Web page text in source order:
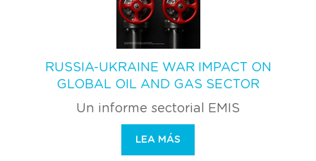
RUSSIA-UKRAINE WAR IMPACT ON
GLOBAL OIL AND GAS SECTOR
Un informe sectorial EMIS
LEA MÁS